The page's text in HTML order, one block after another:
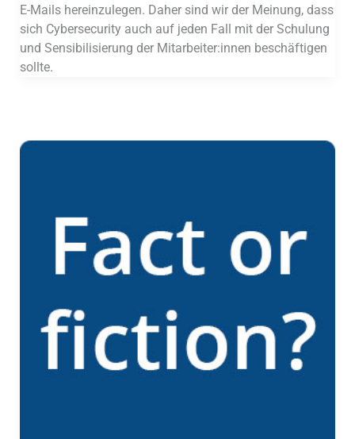
E-Mails hereinzulegen. Daher sind wir der Meinung, dass
sich Cybersecurity auch auf jeden Fall mit der Schulung
und Sensibilisierung der Mitarbeiter:innen beschäftigen
sollte.